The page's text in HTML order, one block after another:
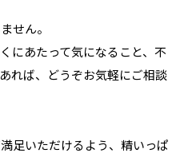
せん。
にあたって気になること、不
れば、どうぞお気軽にご相談
足いただけるよう、精いっぱ